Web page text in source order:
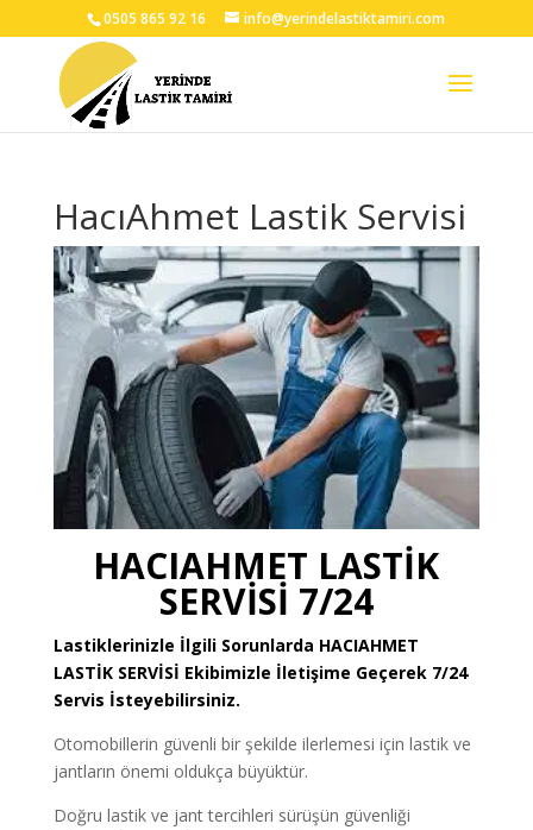
0505 865 92 16 info@yerindelastiktamiri.com
HacıAhmet Lastik Servisi
HACIAHMET LASTİK
SERVİSİ 7/24
Lastiklerinizle İlgili Sorunlarda HACIAHMET
LASTİK SERVİSİ Ekibimizle İletişime Geçerek 7/24
Servis İsteyebilirsiniz.
Otomobillerin güvenli bir şekilde ilerlemesi için lastik ve
jantların önemi oldukça büyüktür.
Doğru lastik ve jant tercihleri sürüşün güvenliği